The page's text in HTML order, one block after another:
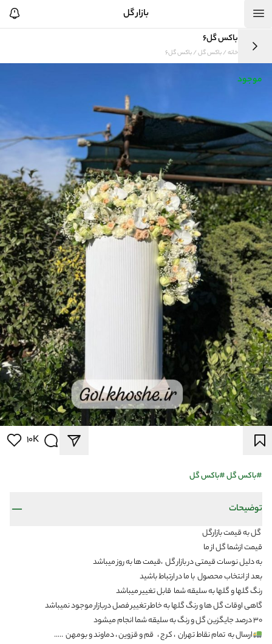
بازار گل
موجود
10K
باکس گل6
خانه/باکس گل/ باکس گل6
#باکس گل#باکس گل
توضیحات
گل به قیمت بازارگل
قیمت ازشما گل از ما
به دلیل نوسات قیمتی در بازار گل ،قیمت ها به روز میباشد
بعد از انتخاب محصول با ما در ارتباط باشید
رنگ گلها و گلها به سلیقه شما قابل تغییر میباشد
گاهی اوقات گل ها و رنگ گلها به خاطر تغییر فصل دربازار موجود نمیباشد
۳۰ درصد جایگزین گل و رنگ به سلیقه شما انجام میشود
ارسال بهتمام نقاط تهران، کرج ، قم و قزوین ، دماوند و بومهن…..